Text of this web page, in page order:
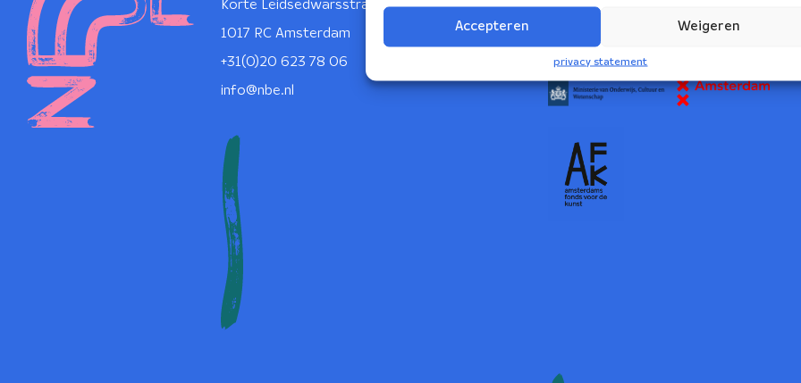
Accepteren Weigeren
privacy statement
Korte Leidsedwarsstraat 12
1017 RC Amsterdam
+31(0)20 623 78 06
info@nbe.nl
NBE wordt ondersteund door: